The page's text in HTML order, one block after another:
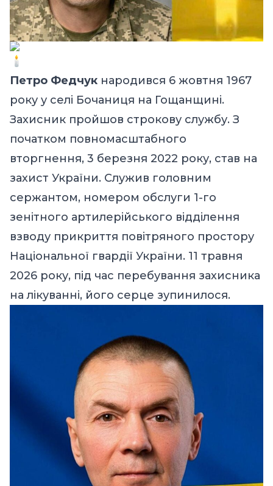
Петро Федчук народився 6 жовтня 1967
року у селі Бочаниця на Гощанщині.
Захисник пройшов строкову службу. З
початком повномасштабного
вторгнення, 3 березня 2022 року, став на
захист України. Служив головним
сержантом, номером обслуги 1-го
зенітного артилерійського відділення
взводу прикриття повітряного простору
Національної гвардії України. 11 травня
2026 року, під час перебування захисника
на лікуванні, його серце зупинилося.